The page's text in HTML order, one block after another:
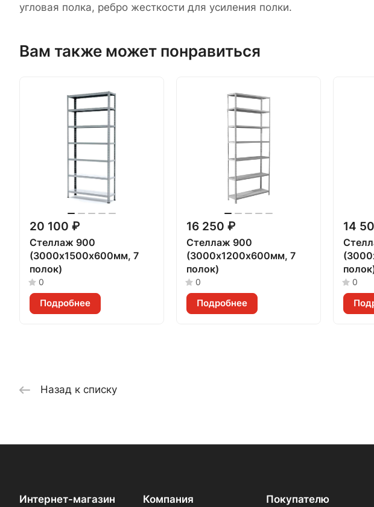
угловая полка, ребро жесткости для усиления полки.
Вам также может понравиться
20 100 ₽
Стеллаж 900
(3000х1500х600мм, 7
полок)
0
Подробнее
16 250 ₽
Стеллаж 900
(3000х1200х600мм, 7
полок)
0
Подробнее
14
0
Назад к списку
Интернет-магазин Компания Покупателю